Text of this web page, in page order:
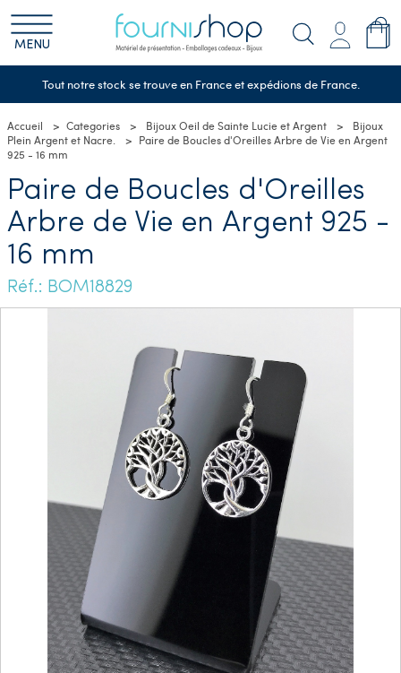
MENU
Tout notre stock se trouve en France et expédions de France.
Accueil Categories Bijoux Oeil de Sainte Lucie et Argent
Bijoux
Plein Argent et Nacre.
Paire de Boucles d'Oreilles Arbre de Vie en Argent
925 - 16 mm
Paire de Boucles d'Oreilles
Arbre de Vie en Argent 925 -
16 mm
Réf.: BOM18829